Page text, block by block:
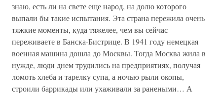
знаю, есть ли на свете еще народ, на долю которого
выпали бы такие испытания. Эта страна пережила очень
тяжкие моменты, куда тяжелее, чем вы сейчас
переживаете в Банска-Бистрице. В 1941 году немецкая
военная машина дошла до Москвы. Тогда Москва жила в
нужде, люди днем трудились на предприятиях, получая
ломоть хлеба и тарелку супа, а ночью рыли окопы,
строили баррикады или ухаживали за ранеными… А